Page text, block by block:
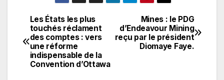
Navigation
de
l’article
Mines : le PDG
d’Endeavour Mining
reçu par le président
Diomaye Faye.
Les États les plus
touchés réclament
des comptes : vers
une réforme
indispensable de la
Convention d’Ottawa